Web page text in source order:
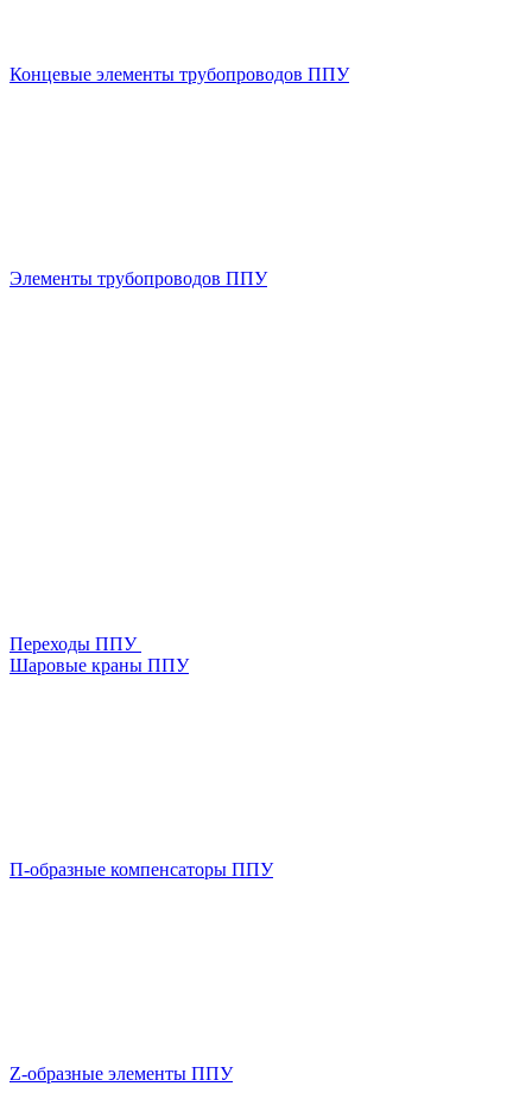
Концевые элементы трубопроводов ППУ
Элементы трубопроводов ППУ
Переходы ППУ
Шаровые краны ППУ
П-образные компенсаторы ППУ
Z-образные элементы ППУ